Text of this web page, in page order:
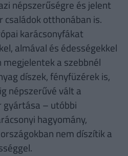
népszerűségre és jelent
otthonában is.
karácsonyfákat
almával és édességekkel
a szebbnél
díszek, fényfüzérek is,
népszerűvé vált a
gyártása – utóbbi
hagyomány,
nem díszítik a